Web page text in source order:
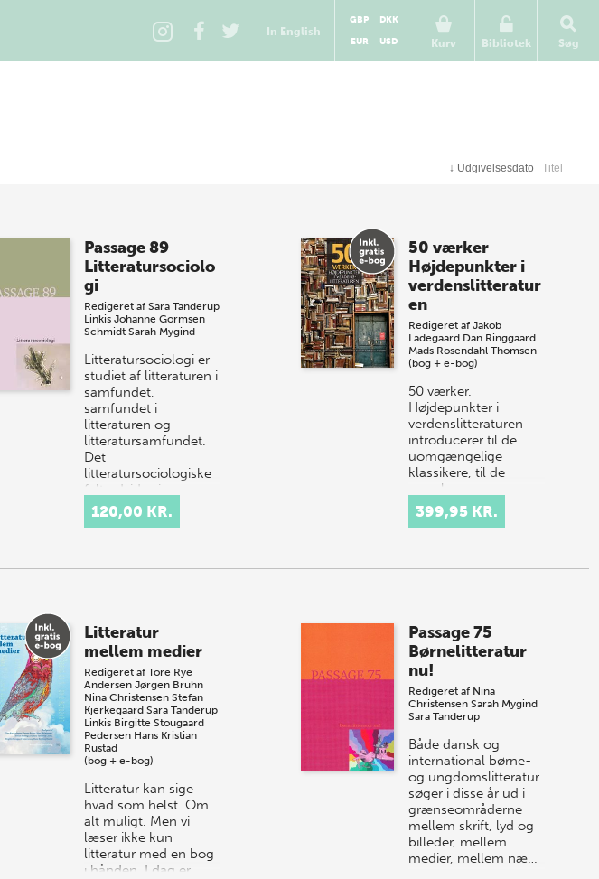
In English
Kurv
GBP
DKK
EUR
USD Bibliotek Søg
↓ Udgivelsesdato Titel
Passage 89
Litteratursociolo
gi
Redigeret af Sara Tanderup
Linkis Johanne Gormsen
Schmidt Sarah Mygind
Litteratursociologi er
studiet af litteraturen i
samfundet,
samfundet i
litteraturen og
litteratursamfundet.
Det
litteratursociologiske
felt udvides i…
120,00 KR.
50 værker
Højdepunkter i
verdenslitteratur
en
Redigeret afJakob
Ladegaard Dan Ringgaard
Mads Rosendahl Thomsen
(bog + e-bog)
50 værker.
Højdepunkter i
verdenslitteraturen
introducerer til de
uomgængelige
klassikere, til de
populære
læserfavoritter og de
mere ukendte
399,95 KR.
Litteratur
mellem medier
Redigeret af Tore Rye
Andersen Jørgen Bruhn
Nina Christensen Stefan
Kjerkegaard Sara Tanderup
Linkis Birgitte Stougaard
Pedersen Hans Kristian
Rustad
(bog + e-bog)
Litteratur kan sige
hvad som helst. Om
alt muligt. Men vi
læser ikke kun
litteratur med en bog
i hånden. I dag er
Passage 75
Børnelitteratur
nu!
Redigeret af Nina
Christensen Sarah Mygind
Sara Tanderup
Både dansk og
international børne-
og ungdomslitteratur
søger i disse år ud i
grænseområderne
mellem skrift, lyd og
billeder, mellem
medier, mellem næ…